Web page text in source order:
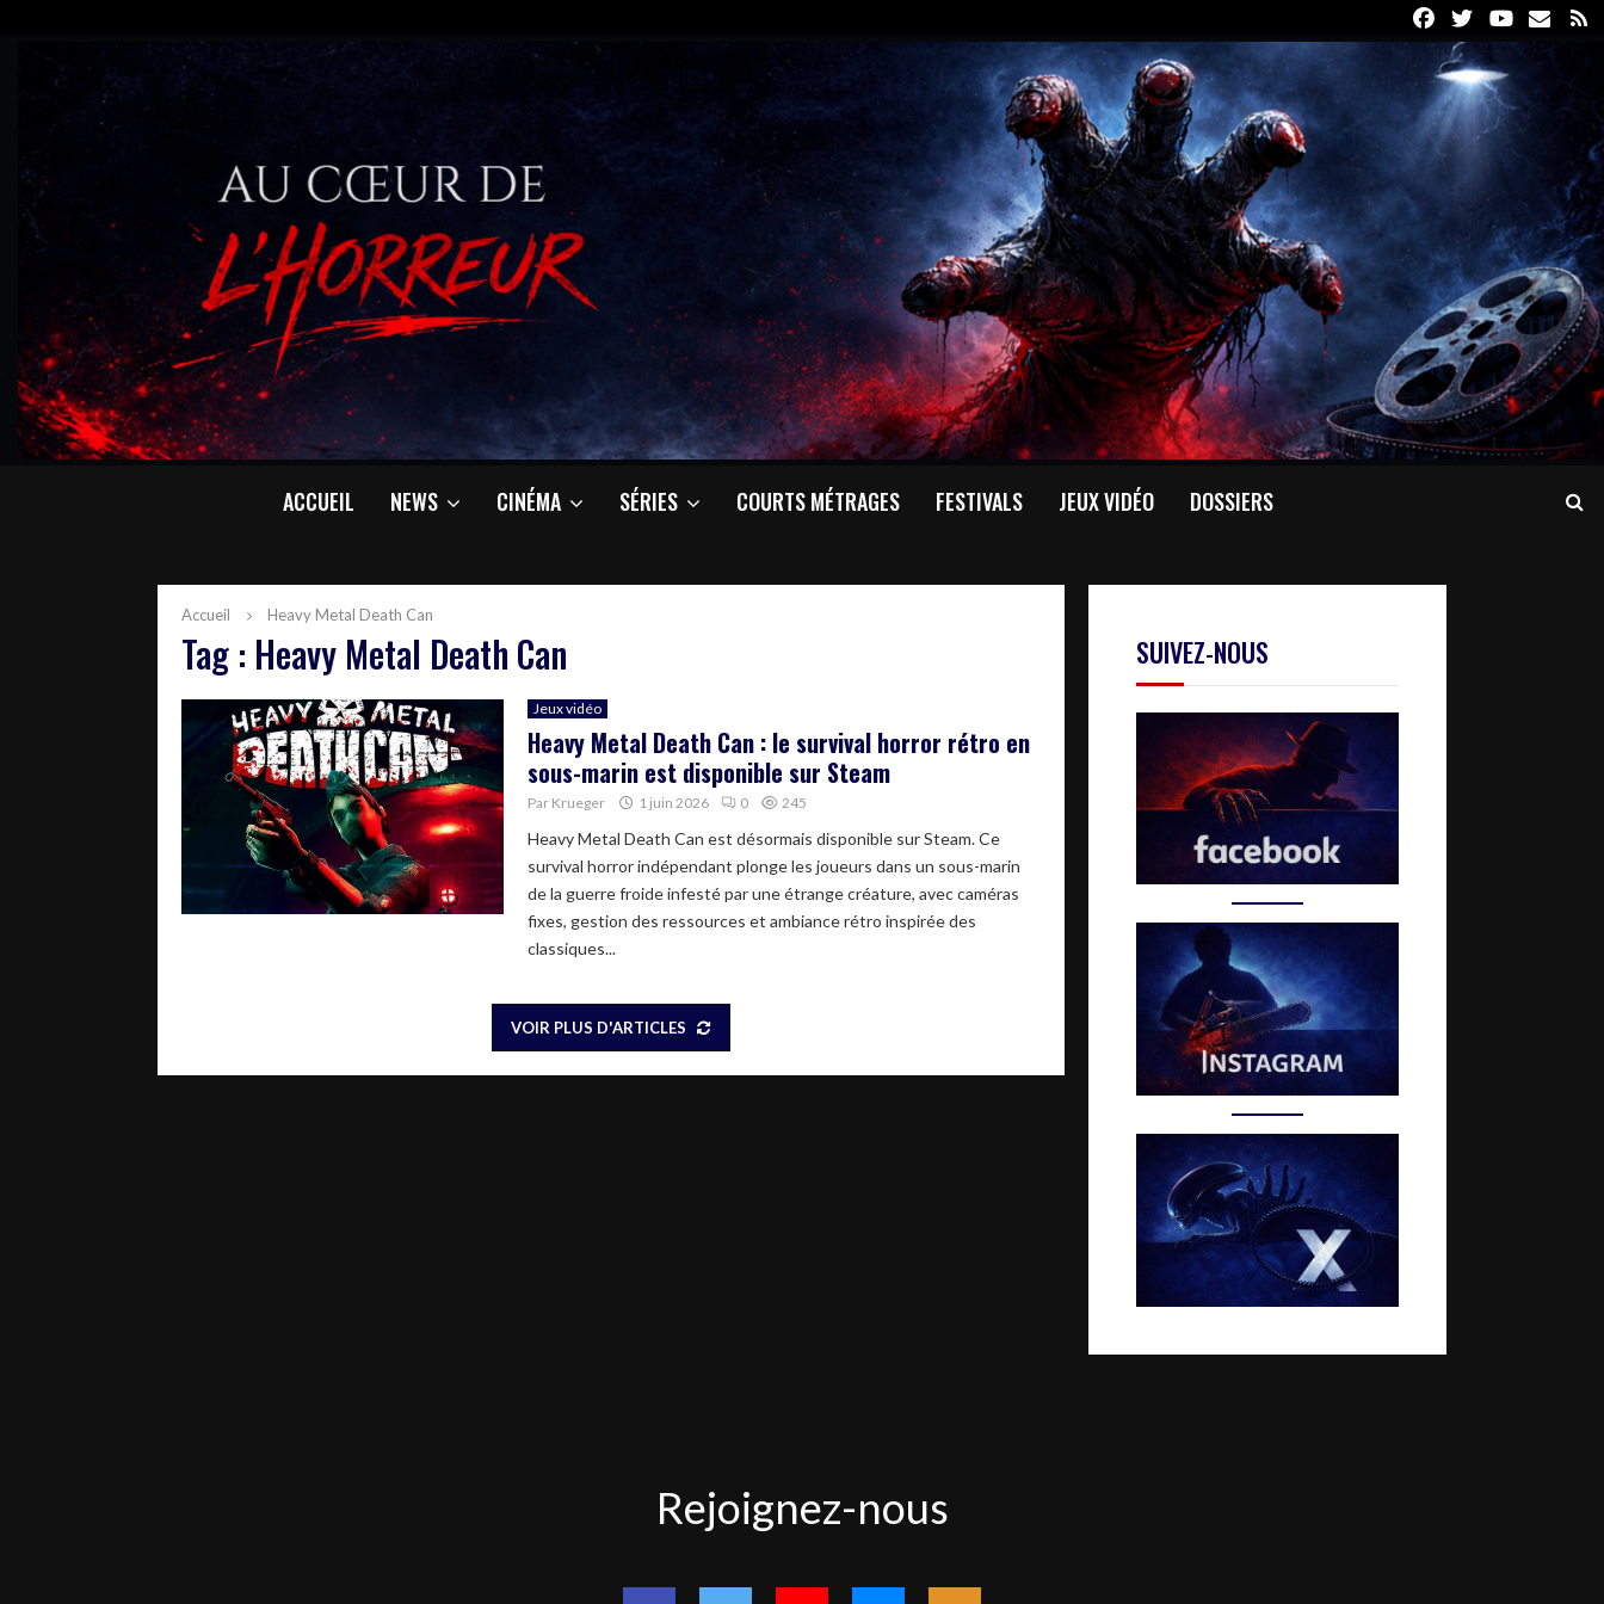
FacebookTwitterYoutube
Email
ACCUEIL NEWS CINÉMA SÉRIES COURTS MÉTRAGES FESTIVALS JEUX VIDÉO DOSSIERS
Accueil Heavy Metal Death Can
Tag : Heavy Metal Death Can
Jeux vidéo
Heavy Metal Death Can : le survival horror rétro en
sous-marin est disponible sur Steam
Par Krueger 1 juin 2026 0 245
Heavy Metal Death Can est désormais disponible sur Steam. Ce
survival horror indépendant plonge les joueurs dans un sous-marin
de la guerre froide infesté par une étrange créature, avec caméras
fixes, gestion des ressources et ambiance rétro inspirée des
classiques...
VOIR PLUS D'ARTICLES
SUIVEZ-NOUS
nous
Rejoignez-nous